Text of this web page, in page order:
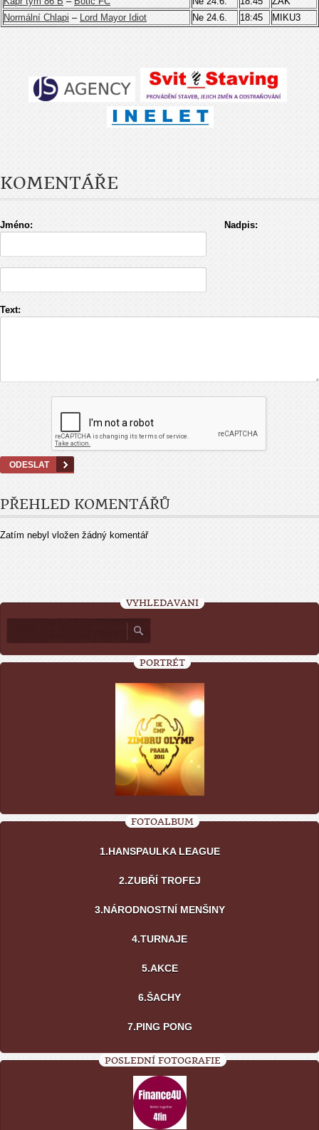
Normální Chlapi – Lord Mayor Idiot Ne 24.6. 18:45 MIKU3
KOMENTÁŘE
Jméno: Nadpis:
Text:
PŘEHLED KOMENTÁŘŮ
Zatím nebyl vložen žádný komentář
VYHLEDÁVÁNÍ
PORTRÉT
FOTOALBUM
1.HANSPAULKA LEAGUE
2.ZUBŘÍ TROFEJ
3.NÁRODNOSTNÍ MENŠINY
4.TURNAJE
5.AKCE
6.ŠACHY
7.PING PONG
POSLEDNÍ FOTOGRAFIE